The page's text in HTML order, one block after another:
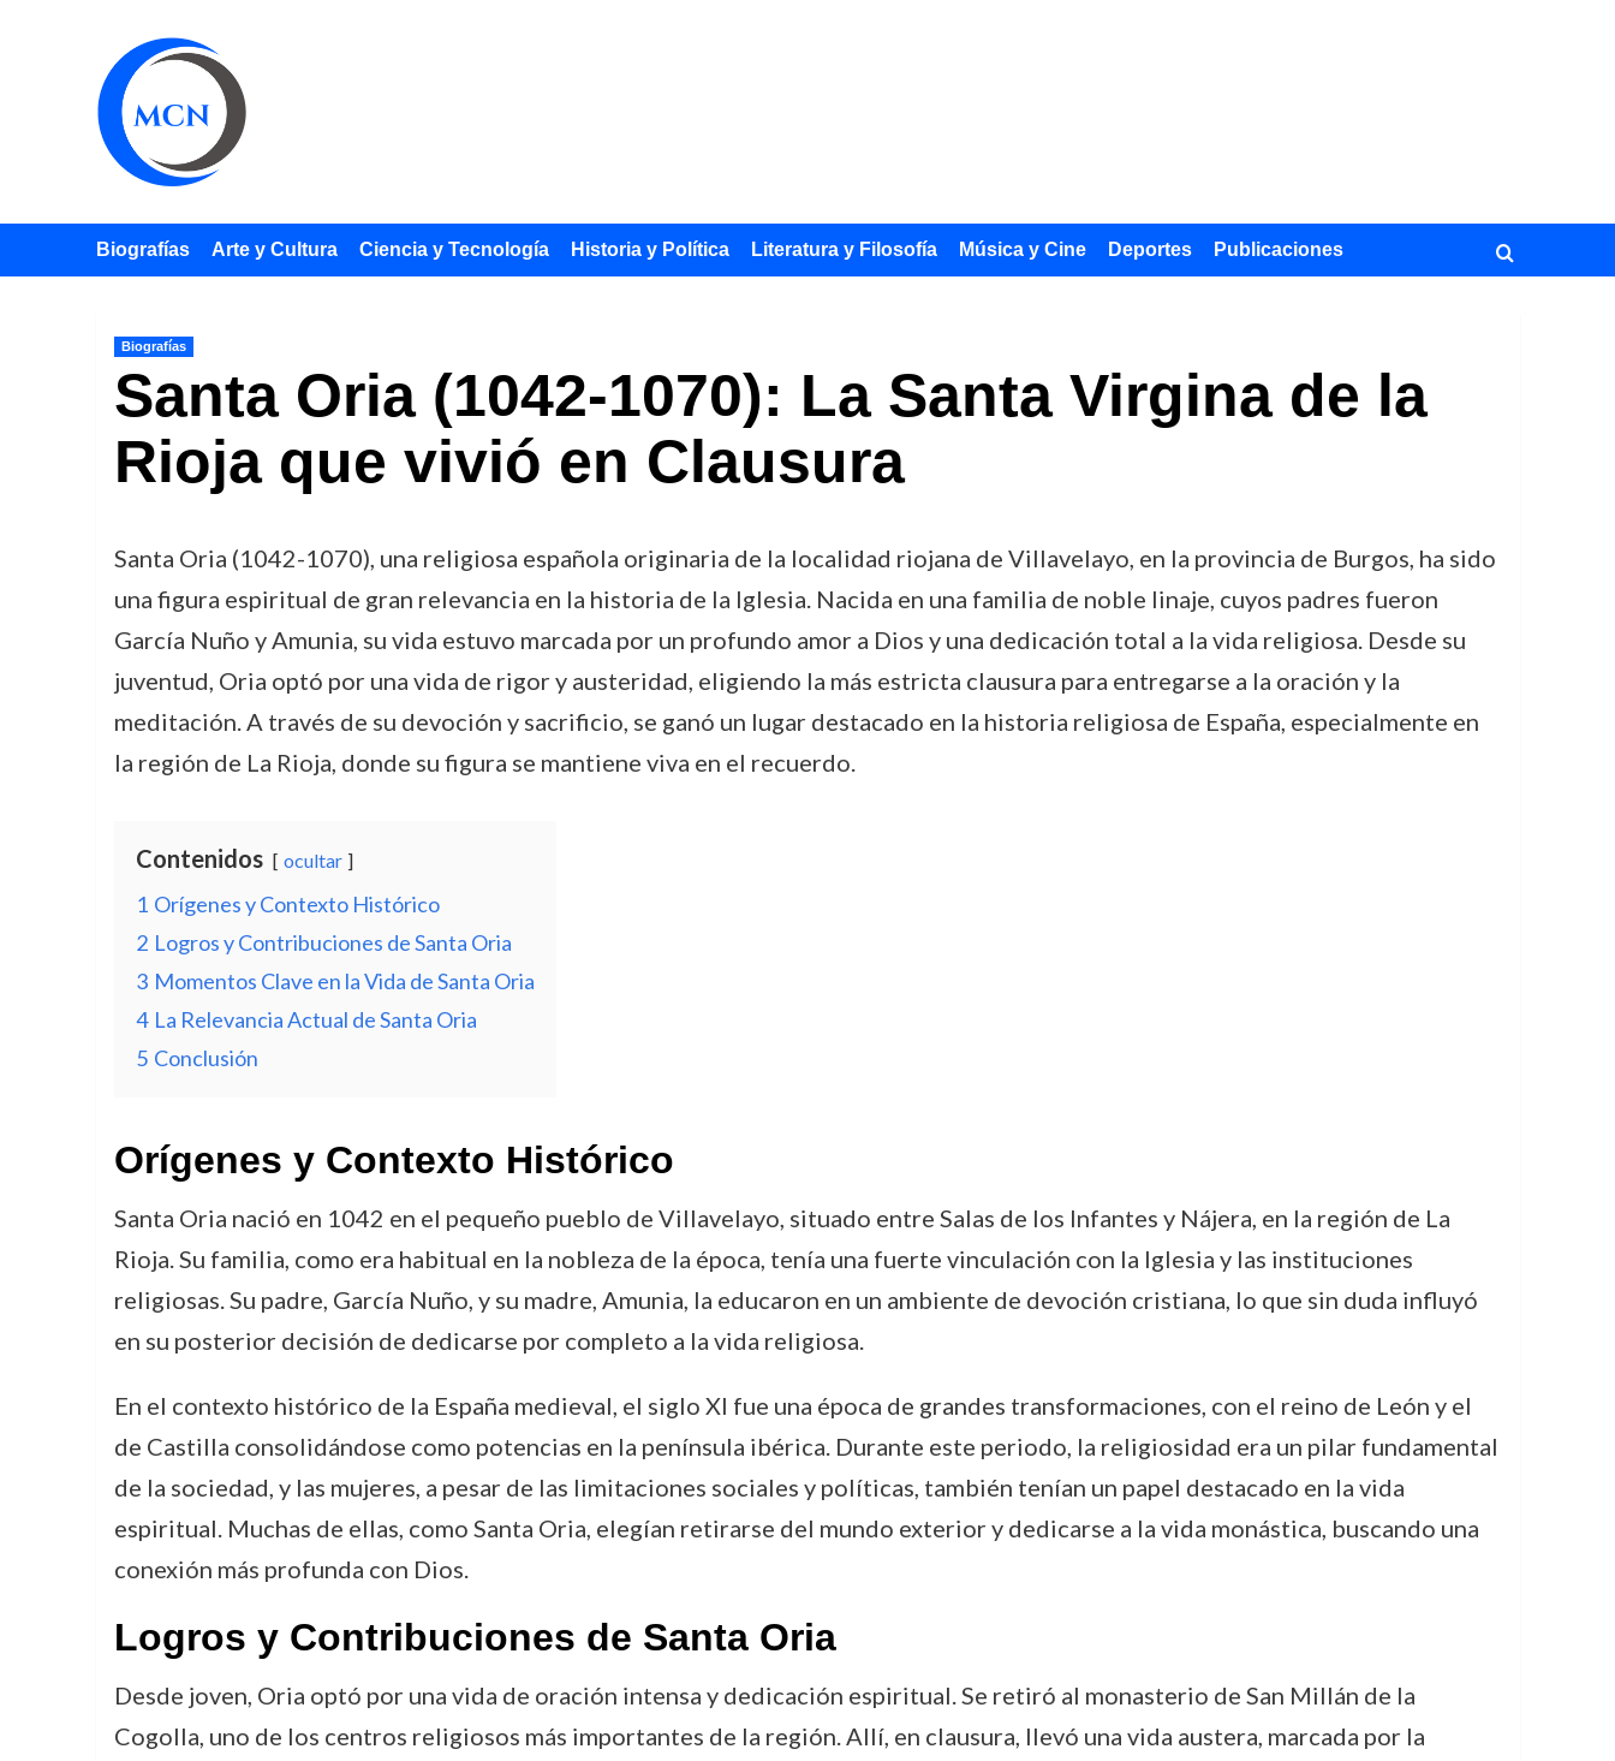
Biografías Arte y Cultura Ciencia y Tecnología Historia y Política Literatura y Filosofía Música y Cine Deportes Publicaciones
Biografías
Santa Oria (1042-1070): La Santa Virgina de la
Rioja que vivió en Clausura
Santa Oria (1042-1070), una religiosa española originaria de la localidad riojana de Villavelayo, en la provincia de Burgos, ha sido
una figura espiritual de gran relevancia en la historia de la Iglesia. Nacida en una familia de noble linaje, cuyos padres fueron
García Nuño y Amunia, su vida estuvo marcada por un profundo amor a Dios y una dedicación total a la vida religiosa. Desde su
juventud, Oria optó por una vida de rigor y austeridad, eligiendo la más estricta clausura para entregarse a la oración y la
meditación. A través de su devoción y sacrificio, se ganó un lugar destacado en la historia religiosa de España, especialmente en
la región de La Rioja, donde su figura se mantiene viva en el recuerdo.
Contenidos ocultar
1 Orígenes y Contexto Histórico
2 Logros y Contribuciones de Santa Oria
3 Momentos Clave en la Vida de Santa Oria
4 La Relevancia Actual de Santa Oria
5 Conclusión
Orígenes y Contexto Histórico
Santa Oria nació en 1042 en el pequeño pueblo de Villavelayo, situado entre Salas de los Infantes y Nájera, en la región de La
Rioja. Su familia, como era habitual en la nobleza de la época, tenía una fuerte vinculación con la Iglesia y las instituciones
religiosas. Su padre, García Nuño, y su madre, Amunia, la educaron en un ambiente de devoción cristiana, lo que sin duda influyó
en su posterior decisión de dedicarse por completo a la vida religiosa.
En el contexto histórico de la España medieval, el siglo XI fue una época de grandes transformaciones, con el reino de León y el
de Castilla consolidándose como potencias en la península ibérica. Durante este periodo, la religiosidad era un pilar fundamental
de la sociedad, y las mujeres, a pesar de las limitaciones sociales y políticas, también tenían un papel destacado en la vida
espiritual. Muchas de ellas, como Santa Oria, elegían retirarse del mundo exterior y dedicarse a la vida monástica, buscando una
conexión más profunda con Dios.
Logros y Contribuciones de Santa Oria
Desde joven, Oria optó por una vida de oración intensa y dedicación espiritual. Se retiró al monasterio de San Millán de la
Cogolla, uno de los centros religiosos más importantes de la región. Allí, en clausura, llevó una vida austera, marcada por la